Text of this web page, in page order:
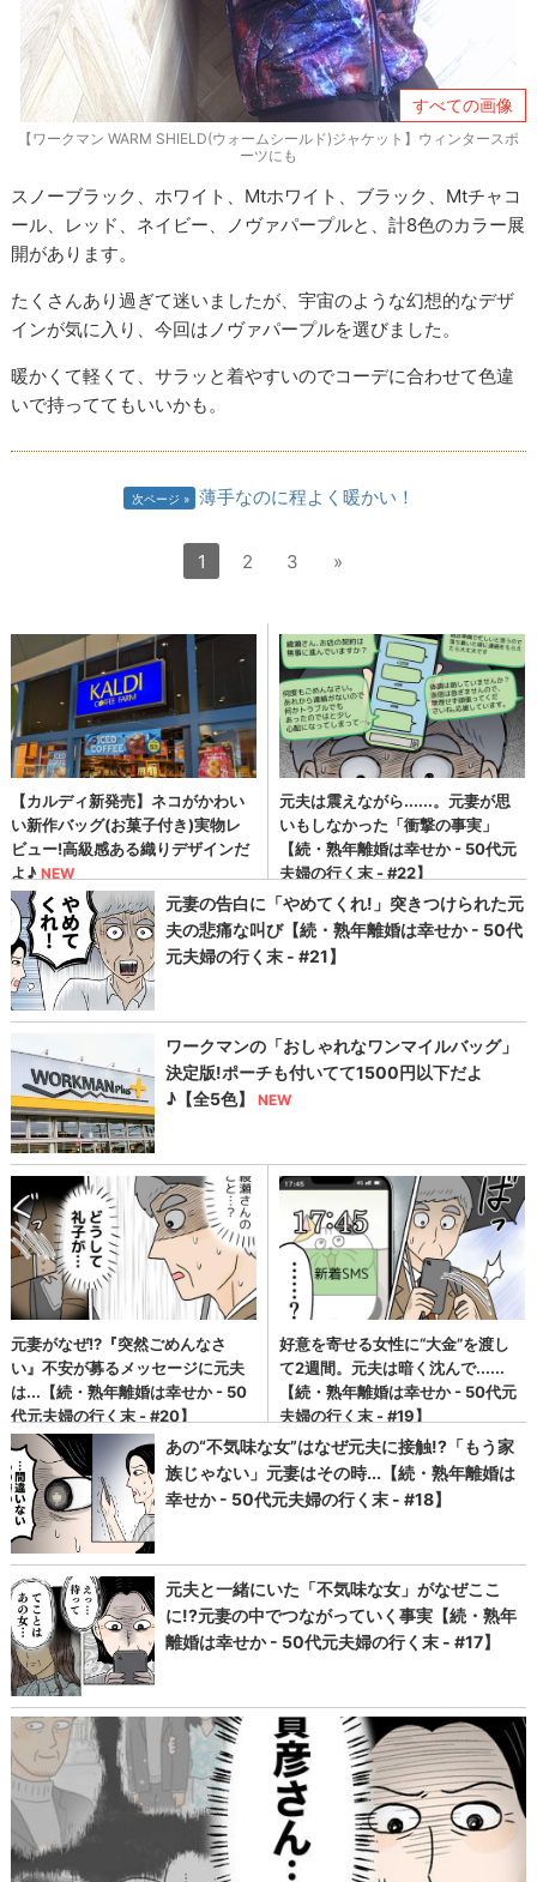
すべての画像
【ワークマン WARM SHIELD(ウォームシールド)ジャケット】ウィンタースポ
ーツにも
スノーブラック、ホワイト、Mtホワイト、ブラック、Mtチャコ
ール、レッド、ネイビー、ノヴァパープルと、計8色のカラー展
開があります。
たくさんあり過ぎて迷いましたが、宇宙のような幻想的なデザ
インが気に入り、今回はノヴァパープルを選びました。
暖かくて軽くて、サラッと着やすいのでコーデに合わせて色違
いで持っててもいいかも。
次ページ 薄手なのに程よく暖かい！
1 2 3 »